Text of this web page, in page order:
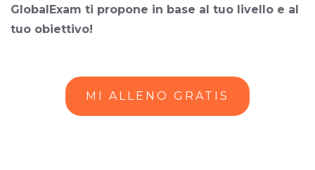
GlobalExam ti propone in base al tuo livello e al
tuo obiettivo!
MI ALLENO GRATIS